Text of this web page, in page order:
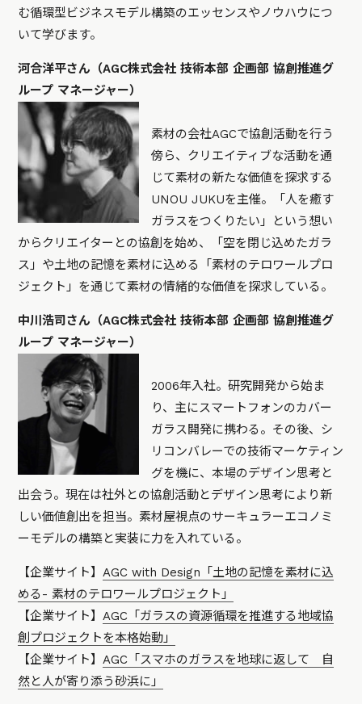
む循環型ビジネスモデル構築のエッセンスやノウハウにつ
いて学びます。
河合洋平さん（AGC株式会社 技術本部 企画部 協創推進グ
ループ マネージャー）
素材の会社AGCで協創活動を行う
傍ら、クリエイティブな活動を通
じて素材の新たな価値を探求する
UNOU JUKUを主催。「人を癒す
ガラスをつくりたい」という想い
からクリエイターとの協創を始め、「空を閉じ込めたガラ
ス」や土地の記憶を素材に込める「素材のテロワールプロ
ジェクト」を通じて素材の情緒的な価値を探求している。
中川浩司さん（AGC株式会社 技術本部 企画部 協創推進グ
ループ マネージャー）
2006年入社。研究開発から始ま
り、主にスマートフォンのカバー
ガラス開発に携わる。その後、シ
リコンバレーでの技術マーケティン
グを機に、本場のデザイン思考と
出会う。現在は社外との協創活動とデザイン思考により新
しい価値創出を担当。素材屋視点のサーキュラーエコノミ
ーモデルの構築と実装に力を入れている。
【企業サイト】AGC with Design「土地の記憶を素材に込
める- 素材のテロワールプロジェクト」
【企業サイト】AGC「ガラスの資源循環を推進する地域協
創プロジェクトを本格始動」
【企業サイト】AGC「スマホのガラスを地球に返して 自
然と人が寄り添う砂浜に」